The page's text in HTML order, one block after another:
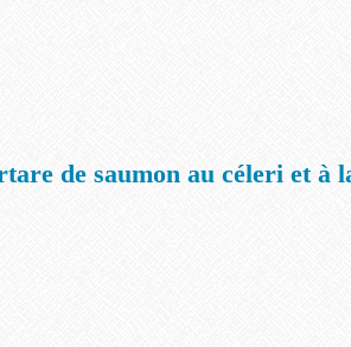
de saumon au céleri et à